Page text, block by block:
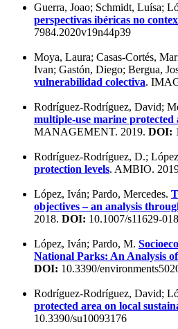
Guerra, Joao; Schmidt, Luísa;
perspectivas ibéricas no
7984.2020v19n44p39
Moya, Laura; Casas-Cortés,
Ivan; Gastón, Diego; Bergua,
vulnerabilidad colectiva.
Rodríguez-Rodríguez, David;
multiple-use marine protected
MANAGEMENT. 2019. DOI:
Rodríguez-Rodríguez, D.;
protection levels. AMBIO.
López, Iván; Pardo, Mercedes.
objectives – an analysis
2018. DOI: 10.1007/s11629-
López, Iván; Pardo, M.
National Parks: An Analysis
DOI: 10.3390/
Rodríguez-Rodríguez, David;
protected area on local
10.3390/su10093176